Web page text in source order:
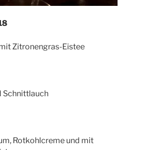
Zitronengras-Eistee
Schnittlauch
Rotkohlcreme und mit